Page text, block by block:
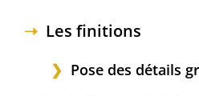
Les finitions
Pose des détails